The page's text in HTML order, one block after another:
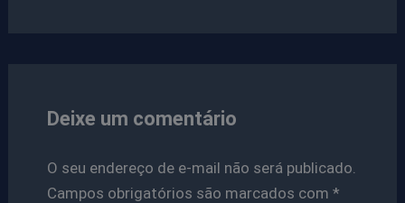
Deixe um comentário
O seu endereço de e-mail não será publicado.
Campos obrigatórios são marcados com *